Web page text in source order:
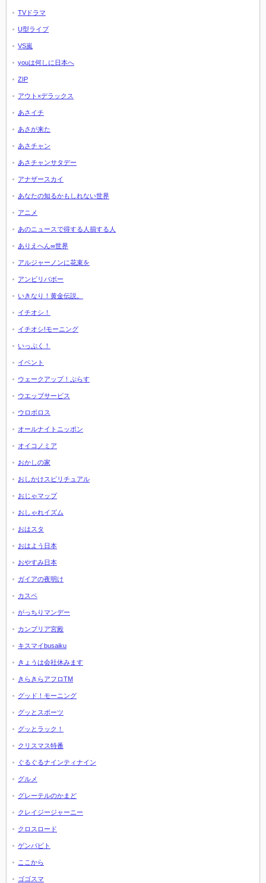
TVドラマ
U型ライブ
VS嵐
youは何しに日本へ
ZIP
アウト×デラックス
あさイチ
あさが来た
あさチャン
あさチャンサタデー
アナザースカイ
あなたの知るかもしれない世界
アニメ
あのニュースで得する人損する人
ありえへん∞世界
アルジャーノンに花束を
アンビリバボー
いきなり！黄金伝説。
イチオシ！
イチオシ!モーニング
いっぷく！
イベント
ウェークアップ！ぷらす
ウエッブサービス
ウロボロス
オールナイトニッポン
オイコノミア
おかしの家
おしかけスピリチュアル
おじゃマップ
おしゃれイズム
おはスタ
おはよう日本
おやすみ日本
ガイアの夜明け
カスペ
がっちりマンデー
カンブリア宮殿
キスマイbusaiku
きょうは会社休みます
きらきらアフロTM
グッド！モーニング
グッとスポーツ
グッとラック！
クリスマス特番
ぐるぐるナインティナイン
グルメ
グレーテルのかまど
クレイジージャーニー
クロスロード
ゲンバビト
ここから
ゴゴスマ